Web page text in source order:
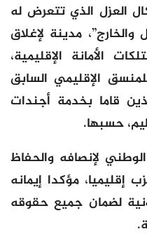
العزل الذي تتعرض له
مدينة لإغلاق
الأمانة الإقليمية،
الإقليمي السابق
قاما بخدمة أجندات
حسبها.
لإنصافه والحفاظ
مؤكدا إيمانه
لضمان جميع حقوقه